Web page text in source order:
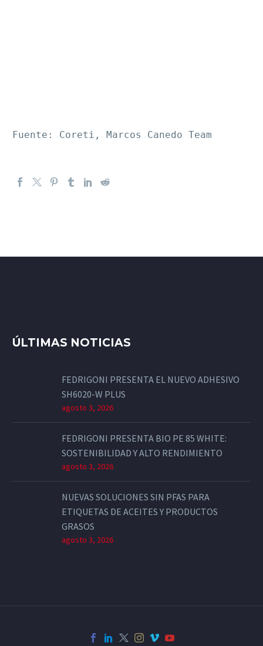
Fuente: Coreti, Marcos Canedo Team
ÚLTIMAS NOTICIAS
FEDRIGONI PRESENTA EL NUEVO ADHESIVO
SH6020-W PLUS
agosto 3, 2026
FEDRIGONI PRESENTA BIO PE 85 WHITE:
SOSTENIBILIDAD Y ALTO RENDIMIENTO
agosto 3, 2026
NUEVAS SOLUCIONES SIN PFAS PARA
ETIQUETAS DE ACEITES Y PRODUCTOS
GRASOS
agosto 3, 2026